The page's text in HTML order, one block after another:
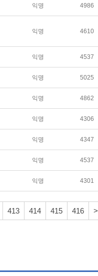
익명 4986
익명 4610
익명 4537
익명 5025
익명 4862
익명 4306
익명 4347
익명 4537
익명 4301
413 414 415 416 >